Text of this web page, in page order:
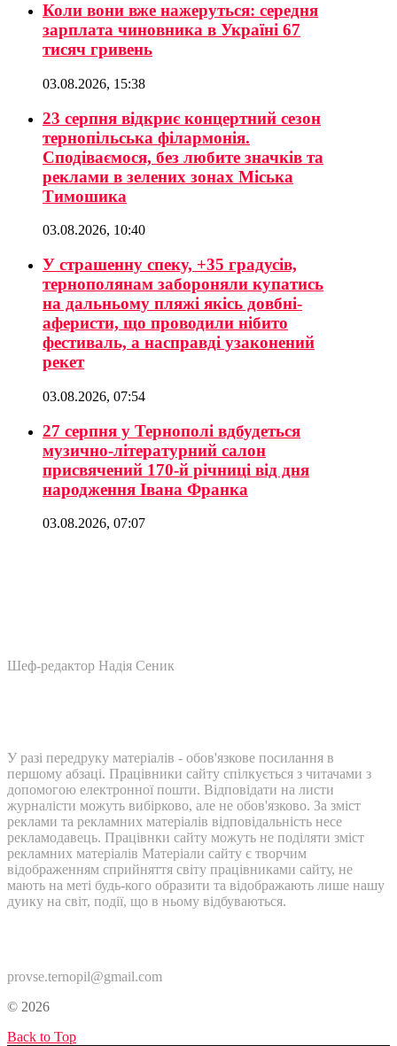
Коли вони вже нажеруться: середня
зарплата чиновника в Україні 67
тисяч гривень
03.08.2026, 15:38
23 серпня відкриє концертний сезон
тернопільська філармонія.
Сподіваємося, без любите значків та
реклами в зелених зонах Міська
Тимошика
03.08.2026, 10:40
У страшенну спеку, +35 градусів,
тернополянам забороняли купатись
на дальньому пляжі якісь довбні-
аферисти, що проводили нібито
фестиваль, а насправді узаконений
рекет
03.08.2026, 07:54
27 серпня у Тернополі вдбудеться
музично-літературний салон
присвячений 170-й річниці від дня
народження Івана Франка
03.08.2026, 07:07
Шеф-редактор Надія Сеник
У разі передруку матеріалів - обов'язкове посилання в
першому абзаці. Працівники сайту спілкується з читачами з
допомогою електронної пошти. Відповідати на листи
журналісти можуть вибірково, але не обов'язково. За зміст
реклами та рекламних матеріалів відповідальність несе
рекламодавець. Працівнки сайту можуть не поділяти зміст
рекламних матеріалів Матеріали сайту є творчим
відображенням сприйняття світу працівниками сайту, не
мають на меті будь-кого образити та відображають лише нашу
дуику на світ, події, що в ньому відбуваються.
provse.ternopil@gmail.com
© 2026
Back to Top